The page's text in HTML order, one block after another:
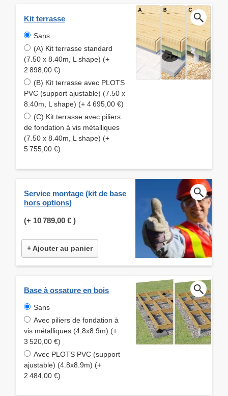
Kit terrasse
Sans
(A) Kit terrasse standard
(7.50 x 8.40m, L shape) (+
2 898,00 €)
(B) Kit terrasse avec PLOTS
PVC (support ajustable) (7.50 x
8.40m, L shape) (+ 4 695,00 €)
(C) Kit terrasse avec piliers
de fondation à vis métalliques
(7.50 x 8.40m, L shape) (+
5 755,00 €)
Service montage (kit de base
hors options)
(+ 10 789,00 € )
+ Ajouter au panier
Base à ossature en bois
Sans
Avec piliers de fondation à
vis métalliques (4.8x8.9m) (+
3 520,00 €)
Avec PLOTS PVC (support
ajustable) (4.8x8.9m) (+
2 484,00 €)